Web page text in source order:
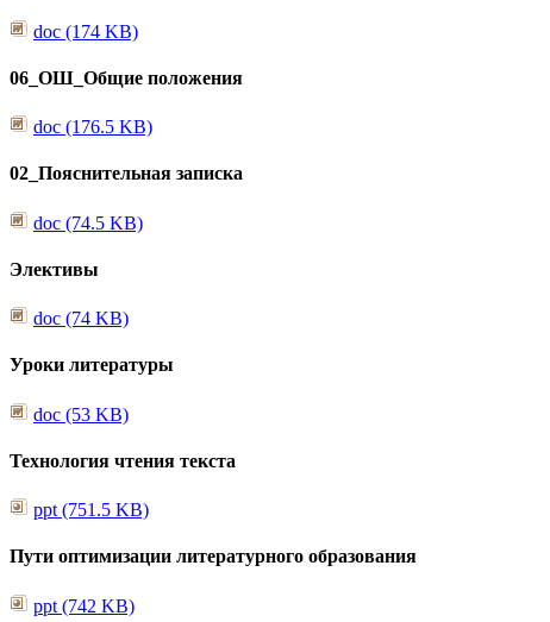
doc (174 KB)
06_ОШ_Общие положения
doc (176.5 KB)
02_Пояснительная записка
doc (74.5 KB)
Элективы
doc (74 KB)
Уроки литературы
doc (53 KB)
Технология чтения текста
ppt (751.5 KB)
Пути оптимизации литературного образования
ppt (742 KB)